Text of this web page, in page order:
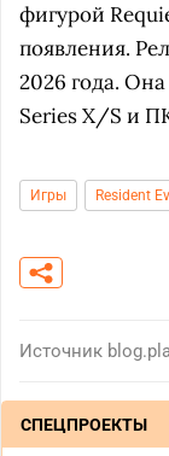
фигурой
появления.
2026 года.
Series X/S и
Игры Resident
Источник
СПЕЦПРОЕКТЫ